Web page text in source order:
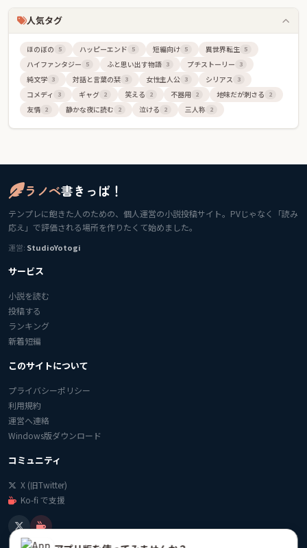
メンテナンス情報や、アップデート情報。コンテストの開催などを
お知らせしていきます。
『ラノベ書きっぱ！』が正式リリース。
伝説の始まり！
人気タグ
ほのぼの 5 ハッピーエンド 5 短編向け 5 異世界転生 5
ハイファンタジー 5 ふと思い出す物語 3 プチストーリー 3
純文学 3 対話と言葉の栞 3 女性主人公 3 シリアス 3
コメディ 3 ギャグ 2 笑える 2 不器用 2 地味だが刺さる 2
友情 2 静かな夜に読む 2 泣ける 2 三人称 2
ラノベ書きっぱ！
テンプレに飽きた人のための、個人運営の小説投稿サイト。PVじゃなく「読み
応え」で評価される場所を作りたくて始めました。
運営: StudioYotogi
サービス
小説を読む
投稿する
ランキング
新着短編
このサイトについて
プライバシーポリシー
利用規約
運営へ連絡
Windows版ダウンロード
コミュニティ
X (旧Twitter)
Ko-fi で支援